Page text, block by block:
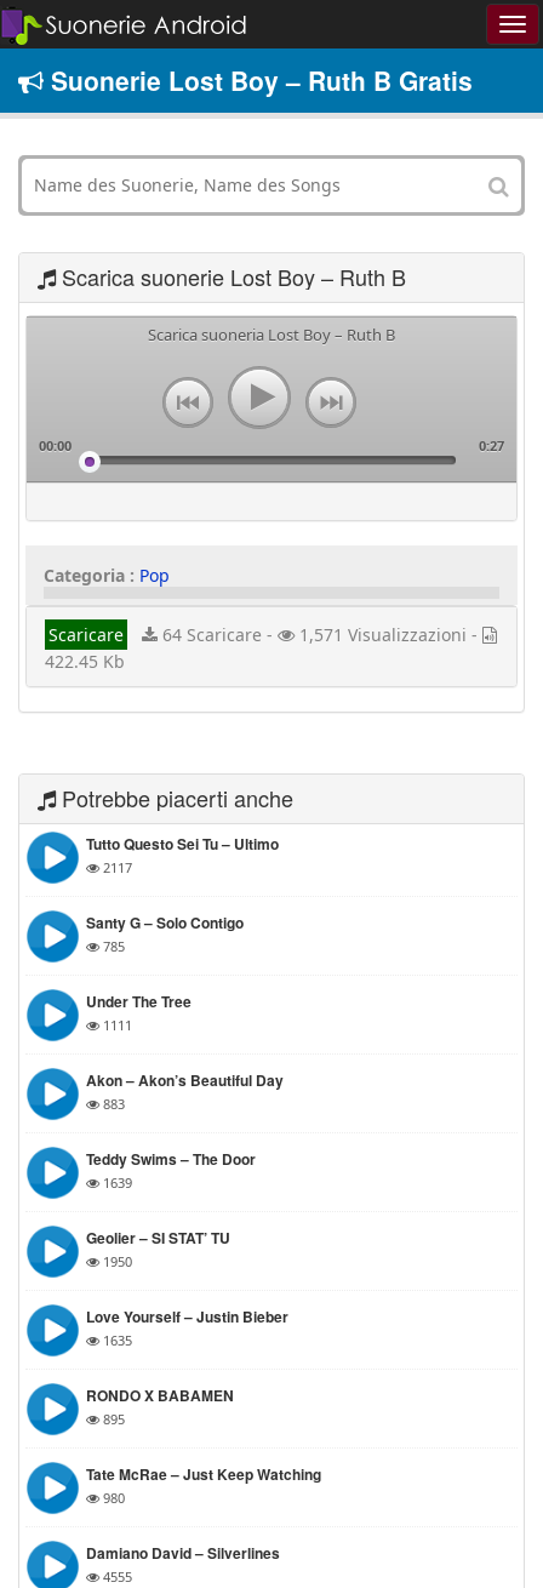
Suonerie Lost Boy – Ruth B Gratis
Scarica suonerie Lost Boy – Ruth B
Scarica suoneria Lost Boy – Ruth B
00:00 0:27
Categoria : Pop
Scaricare 64 Scaricare -
1,571 Visualizzazioni -
422.45 Kb
Potrebbe piacerti anche
Tutto Questo Sei Tu – Ultimo
2117
Santy G – Solo Contigo
785
Under The Tree
1111
Akon – Akon’s Beautiful Day
883
Teddy Swims – The Door
1639
Geolier – SI STAT’ TU
1950
Love Yourself – Justin Bieber
1635
RONDO X BABAMEN
895
Tate McRae – Just Keep Watching
980
Damiano David – Silverlines
4555